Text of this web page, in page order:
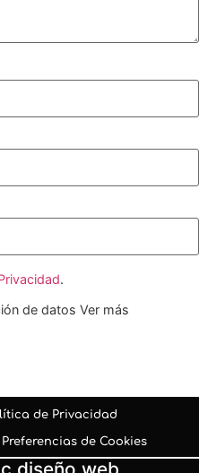
.
de datos Ver más
de Privacidad
Preferencias de Cookies